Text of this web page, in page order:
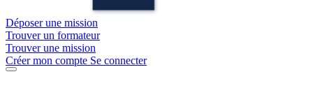
Déposer une mission
Trouver un formateur
Trouver une mission
Créer mon compte Se connecter